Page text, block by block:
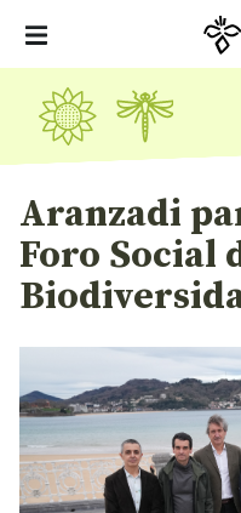
Aranzadi
Foro Social